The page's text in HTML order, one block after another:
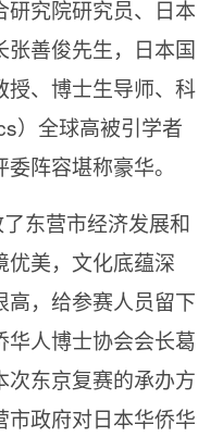
研究院研究员、日本
张善俊先生，日本国
授、博士生导师、科
）全球高被引学者
阵容堪称豪华。
东营市经济发展和
优美，文化底蕴深
高，给参赛人员留下
华人博士协会会长葛
次东京复赛的承办方
市政府对日本华侨华